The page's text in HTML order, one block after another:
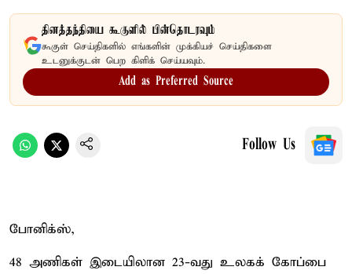
தினத்தந்தியை கூகுளில் பின்தொடரவும்
கூகுள் செய்திகளில் எங்களின் முக்கியச் செய்திகளை
உடனுக்குடன் பெற கிளிக் செய்யவும்.
Add as Preferred Source
Follow Us
போனிக்ஸ்,
48 அணிகள் இடையிலான 23-வது உலகக் கோப்பை